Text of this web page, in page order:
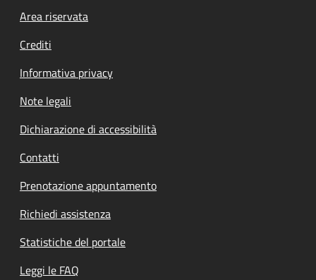
Footer menu
Area riservata
Crediti
Informativa privacy
Note legali
Dichiarazione di accessibilità
Contatti
Prenotazione appuntamento
Richiedi assistenza
Statistiche del portale
Leggi le FAQ